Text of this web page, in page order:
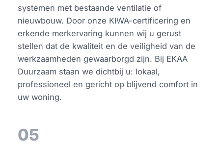
systemen met bestaande ventilatie of
nieuwbouw. Door onze KIWA-certificering en
erkende merkervaring kunnen wij u gerust
stellen dat de kwaliteit en de veiligheid van de
werkzaamheden gewaarborgd zijn. Bij EKAA
Duurzaam staan we dichtbij u: lokaal,
professioneel en gericht op blijvend comfort in
uw woning.
05